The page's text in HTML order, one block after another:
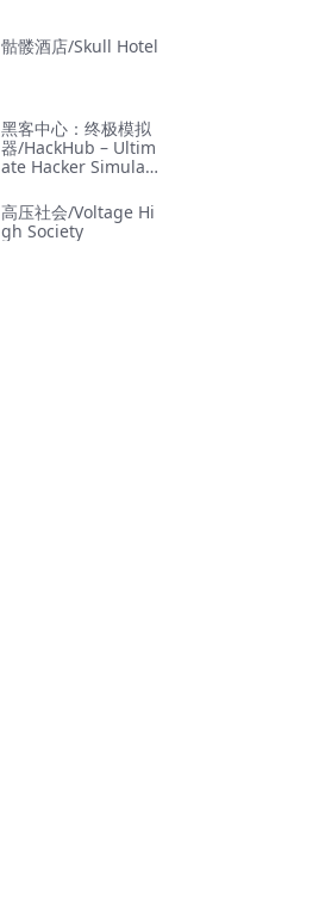
骷髅酒店/Skull Hotel
黑客中心：终极模拟
器/HackHub – Ultim
ate Hacker Simulat
高压社会/Voltage Hi
gh Society